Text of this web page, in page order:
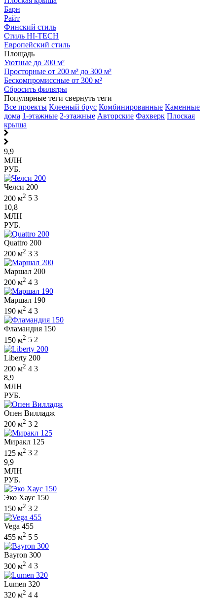
Барн
Райт
Финский стиль
Стиль HI-TECH
Европейский стиль
Площадь
Уютные до 200 м²
Просторные от 200 м² до 300 м²
Бескомпромиссные от 300 м²
Сбросить фильтры
Популярные теги свернуть теги
Все проекты Клееный брус Комбинированные Каменные
дома 1-этажные 2-этажные Авторские Фахверк Плоская
крыша
9,9
МЛН
РУБ.
Челси 200
200 м2 5 3
10,8
МЛН
РУБ.
Quattro 200
200 м2 3 3
Маршал 200
200 м2 4 3
Маршал 190
190 м2 4 3
Фламандия 150
150 м2 5 2
Liberty 200
200 м2 4 3
8,9
МЛН
РУБ.
Опен Вилладж
200 м2 3 2
Миракл 125
125 м2 3 2
9,9
МЛН
РУБ.
Эко Хаус 150
150 м2 3 2
Vega 455
455 м2 5 5
Bayron 300
300 м2 4 3
Lumen 320
320 м2 4 4